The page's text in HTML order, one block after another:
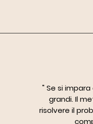
" Se si
grandi. Il
risolvere il